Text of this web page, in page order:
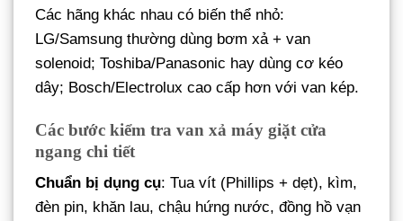
Các hãng khác nhau có biến thể nhỏ:
LG/Samsung thường dùng bơm xả + van
solenoid; Toshiba/Panasonic hay dùng cơ kéo
dây; Bosch/Electrolux cao cấp hơn với van kép.
Các bước kiểm tra van xả máy giặt cửa
ngang chi tiết
Chuẩn bị dụng cụ: Tua vít (Phillips + dẹt), kìm,
đèn pin, khăn lau, chậu hứng nước, đồng hồ vạn